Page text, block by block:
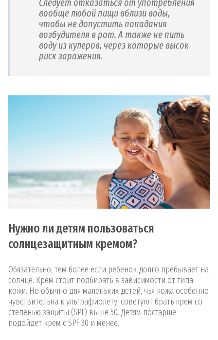
вообще любой пищи вблизи воды,
чтобы не допустить попадания
возбудителя в рот. А также не пить
воду из кулеров, через которые высок
риск заражения.
Нужно ли детям пользоваться
солнцезащитным кремом?
Обязательно, тем более если ребенок долго пребывает на
солнце. Крем стоит подбирать в зависимости от типа
кожи. Но обычно для маленьких детей, чья кожа особенно
чувствительна к ультрафиолету, советуют брать крем со
степенью защиты (SPF) выше 50. Детям постарше
подойдет крем с SPF 30 и менее.